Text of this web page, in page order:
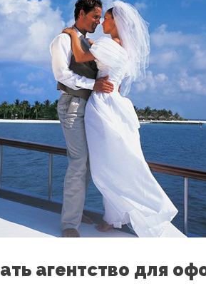
агентство для